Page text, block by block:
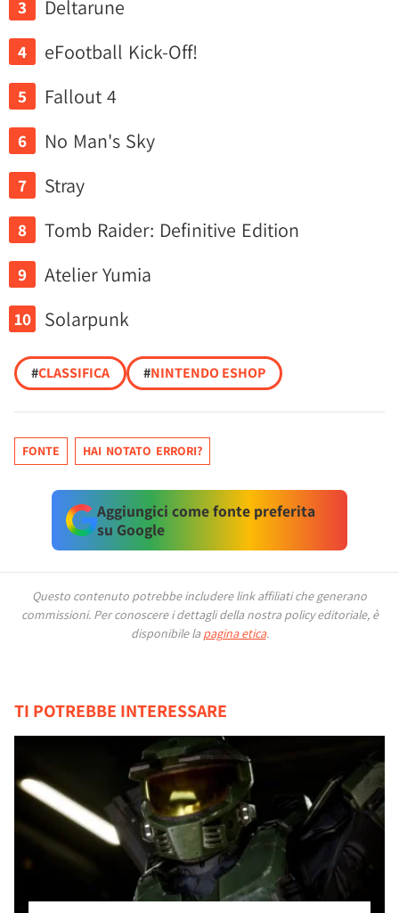
Deltarune
eFootball Kick-Off!
Fallout 4
No Man's Sky
Stray
Tomb Raider: Definitive Edition
Atelier Yumia
Solarpunk
#CLASSIFICA #NINTENDO ESHOP
FONTE HAI NOTATO ERRORI?
Aggiungici come fonte preferita
su Google
Questo contenuto potrebbe includere link affiliati che generano
commissioni. Per conoscere i dettagli della nostra policy editoriale, è
disponibile la pagina etica.
TI POTREBBE INTERESSARE